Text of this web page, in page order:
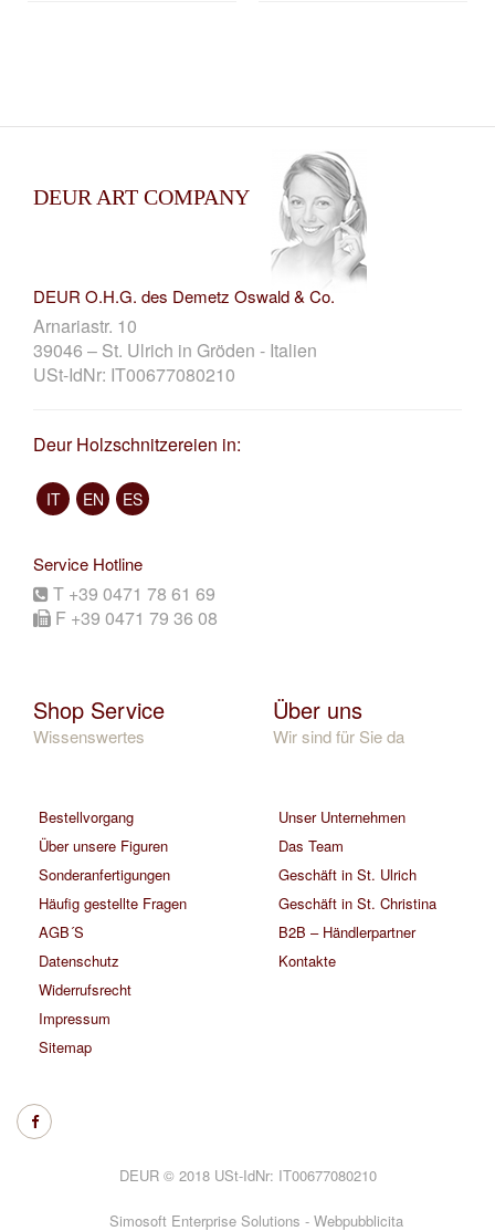
DEUR ART COMPANY
DEUR O.H.G. des Demetz Oswald & Co.
Arnariastr. 10
39046 – St. Ulrich in Gröden - Italien
USt-IdNr: IT00677080210
Deur Holzschnitzereien in:
IT EN ES
Service Hotline
T +39 0471 78 61 69
F +39 0471 79 36 08
Shop Service
Wissenswertes
Bestellvorgang
Über unsere Figuren
Sonderanfertigungen
Häufig gestellte Fragen
AGB´S
Datenschutz
Widerrufsrecht
Impressum
Sitemap
Über uns
Wir sind für Sie da
Unser Unternehmen
Das Team
Geschäft in St. Ulrich
Geschäft in St. Christina
B2B – Händlerpartner
Kontakte
DEUR © 2018 USt-IdNr: IT00677080210
Simosoft Enterprise Solutions - Webpubblicita